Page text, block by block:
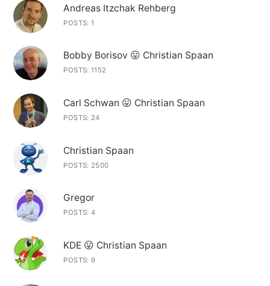
Andreas Itzchak Rehberg
POSTS: 1
Bobby Borisov 😛 Christian Spaan
POSTS: 1152
Carl Schwan 😛 Christian Spaan
POSTS: 24
Christian Spaan
POSTS: 2500
Gregor
POSTS: 4
KDE 😛 Christian Spaan
POSTS: 9